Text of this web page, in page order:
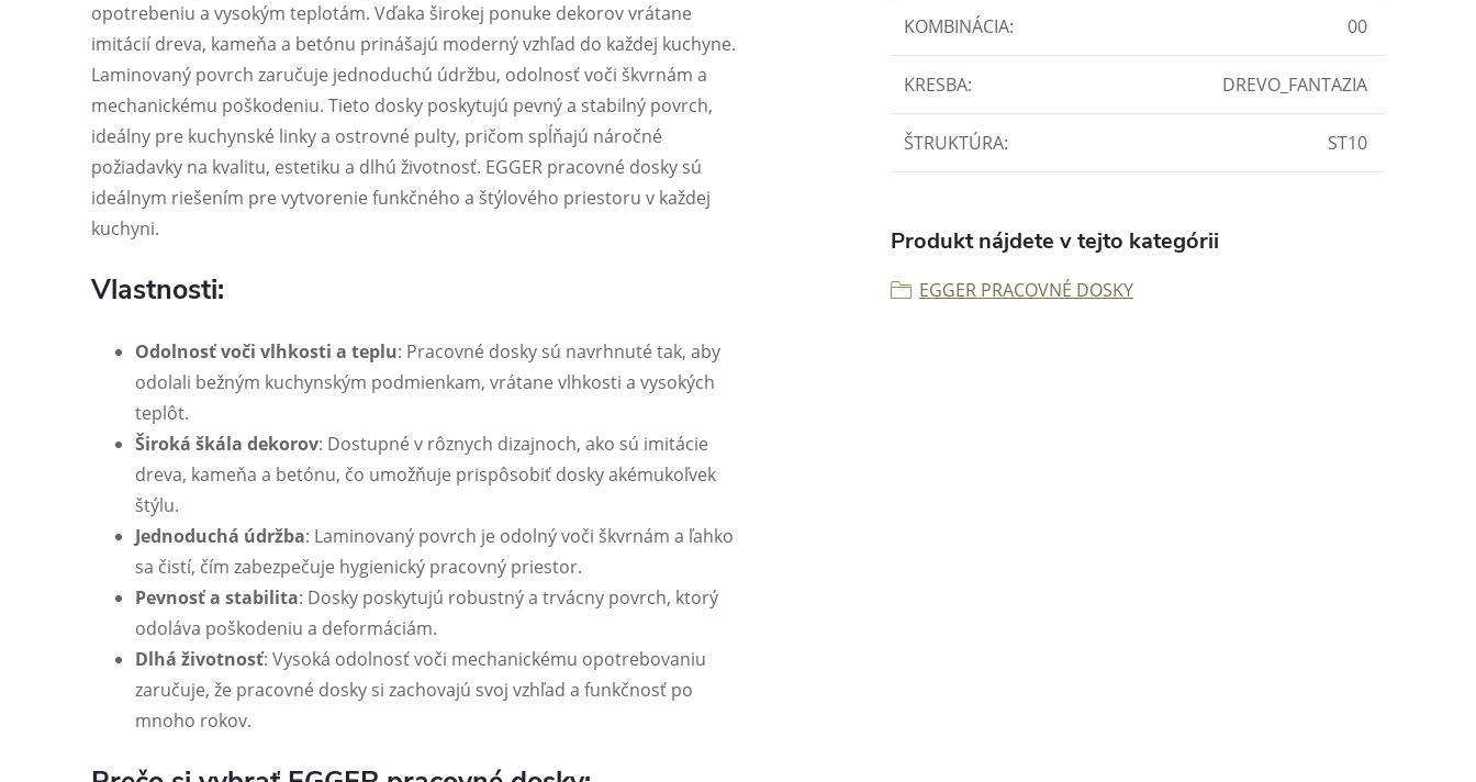
opotrebeniu a vysokým teplotám. Vďaka širokej ponuke dekorov vrátane
imitácií dreva, kameňa a betónu prinášajú moderný vzhľad do každej kuchyne.
Laminovaný povrch zaručuje jednoduchú údržbu, odolnosť voči škvrnám a
mechanickému poškodeniu. Tieto dosky poskytujú pevný a stabilný povrch,
ideálny pre kuchynské linky a ostrovné pulty, pričom spĺňajú náročné
požiadavky na kvalitu, estetiku a dlhú životnosť. EGGER pracovné dosky sú
ideálnym riešením pre vytvorenie funkčného a štýlového priestoru v každej
kuchyni.
Vlastnosti:
Odolnosť voči vlhkosti a teplu: Pracovné dosky sú navrhnuté tak, aby
odolali bežným kuchynským podmienkam, vrátane vlhkosti a vysokých
teplôt.
Široká škála dekorov: Dostupné v rôznych dizajnoch, ako sú imitácie
dreva, kameňa a betónu, čo umožňuje prispôsobiť dosky akémukoľvek
štýlu.
Jednoduchá údržba: Laminovaný povrch je odolný voči škvrnám a ľahko
sa čistí, čím zabezpečuje hygienický pracovný priestor.
Pevnosť a stabilita: Dosky poskytujú robustný a trvácny povrch, ktorý
odoláva poškodeniu a deformáciám.
Dlhá životnosť: Vysoká odolnosť voči mechanickému opotrebovaniu
zaručuje, že pracovné dosky si zachovajú svoj vzhľad a funkčnosť po
mnoho rokov.
KOMBINÁCIA: 00
KRESBA: DREVO_FANTAZIA
ŠTRUKTÚRA: ST10
Produkt nájdete v tejto kategórii
EGGER PRACOVNÉ DOSKY